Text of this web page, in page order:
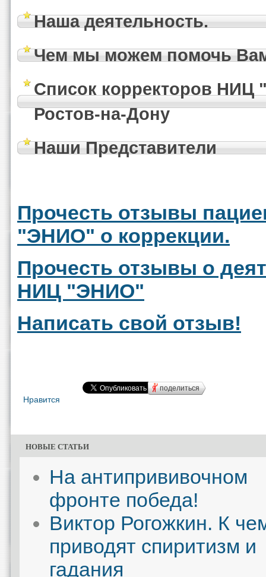
Наша деятельность.
Чем мы можем помочь
Список корректоров НИЦ
Ростов-на-Дону
Наши Представители
Прочесть отзывы
"ЭНИО" о коррекции.
Прочесть отзывы о
НИЦ "ЭНИО"
Написать свой отзыв!
поделиться
Нравится
НОВЫЕ СТАТЬИ
На антипрививочном
фронте победа!
Виктор Рогожкин. К
приводят спиритизм и
гадания